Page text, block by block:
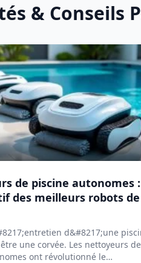
& Conseils
de piscine autonomes :
des meilleurs robots de
d&#8217;une
une corvée. Les nettoyeurs de
ont révolutionné le